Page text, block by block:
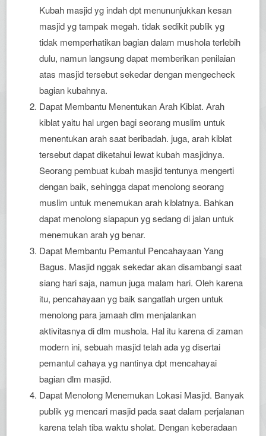
Kubah masjid yg indah dpt menununjukkan kesan
masjid yg tampak megah. tidak sedikit publik yg
tidak memperhatikan bagian dalam mushola terlebih
dulu, namun langsung dapat memberikan penilaian
atas masjid tersebut sekedar dengan mengecheck
bagian kubahnya.
Dapat Membantu Menentukan Arah Kiblat. Arah
kiblat yaitu hal urgen bagi seorang muslim untuk
menentukan arah saat beribadah. juga, arah kiblat
tersebut dapat diketahui lewat kubah masjidnya.
Seorang pembuat kubah masjid tentunya mengerti
dengan baik, sehingga dapat menolong seorang
muslim untuk menemukan arah kiblatnya. Bahkan
dapat menolong siapapun yg sedang di jalan untuk
menemukan arah yg benar.
Dapat Membantu Pemantul Pencahayaan Yang
Bagus. Masjid nggak sekedar akan disambangi saat
siang hari saja, namun juga malam hari. Oleh karena
itu, pencahayaan yg baik sangatlah urgen untuk
menolong para jamaah dlm menjalankan
aktivitasnya di dlm mushola. Hal itu karena di zaman
modern ini, sebuah masjid telah ada yg disertai
pemantul cahaya yg nantinya dpt mencahayai
bagian dlm masjid.
Dapat Menolong Menemukan Lokasi Masjid. Banyak
publik yg mencari masjid pada saat dalam perjalanan
karena telah tiba waktu sholat. Dengan keberadaan